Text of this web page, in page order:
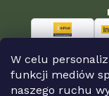
W celu
funkcji mediów
naszego ruchu
Polityka prywatności
Reklamacja i zwroty
Odstąpienie od
Doświadczenia
Współpraca hurtowa
Kontakt